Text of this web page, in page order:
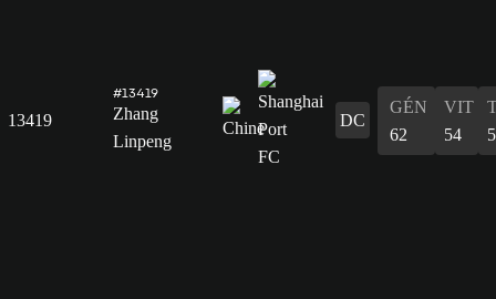
13419
#13419
Zhang
Linpeng
DC
GÉN
62
VIT
54